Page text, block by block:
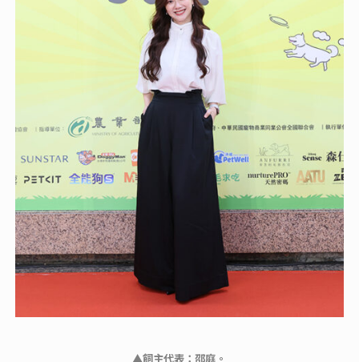
▲飼主代表：邵庭。